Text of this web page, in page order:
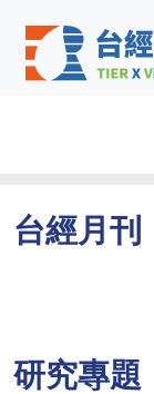
台經月刊
研究專題